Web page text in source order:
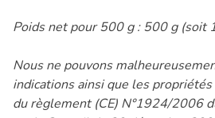
Poids net pour 500 g : 500 g (soit
Nous ne pouvons
indications ainsi que les
du règlement (CE) N°1924/2006